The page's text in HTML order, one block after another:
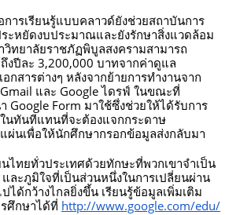
การเรียนรู้แบบคลาวด์ยังช่วยสถาบันการ
ะหยัดงบประมาณและยังรักษาสิ่งแวดล้อม
วิทยาลัยราชภัฏพิบูลสงครามสามารถ
ปีละ 3,200,000 บาทจากค่าดูแล
กสารต่างๆ หลังจากย้ายการทำงานจาก
และ Google ไดรฟ์ ในขณะที่
Google Form มาใช้ซึ่งช่วยให้ได้รับการ
นทันทีแทนที่จะต้องแจกกระดาษ
ผ่นเพื่อให้นักศึกษากรอกข้อมูลส่งกลับมา
ไทยทั่วประเทศด้วยทักษะที่พวกเขาจำเป็น
ละภูมิใจที่เป็นส่วนหนึ่งในการเปลี่ยนผ่าน
ได้กว้างไกลยิ่งขึ้น เรียนรู้ข้อมูลเพิ่มเติม
รศึกษาได้ที่ http://www.google.com/edu/